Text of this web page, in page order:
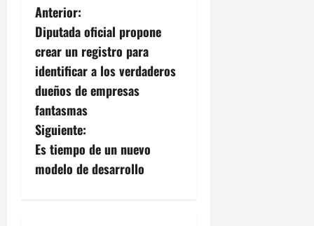
N
a
v
e
g
a
Anterior:
Diputada oficial propone
crear un registro para
identificar a los verdaderos
dueños de empresas
fantasmas
Siguiente:
Es tiempo de un nuevo
modelo de desarrollo